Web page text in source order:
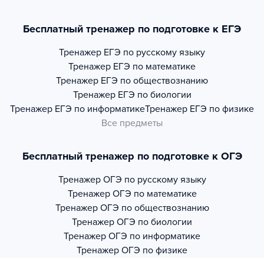
Бесплатный тренажер по подготовке к ЕГЭ
Тренажер ЕГЭ по русскому языку
Тренажер ЕГЭ по математике
Тренажер ЕГЭ по обществознанию
Тренажер ЕГЭ по биологии
Тренажер ЕГЭ по информатикеТренажер ЕГЭ по физике
Все предметы
Бесплатный тренажер по подготовке к ОГЭ
Тренажер ОГЭ по русскому языку
Тренажер ОГЭ по математике
Тренажер ОГЭ по обществознанию
Тренажер ОГЭ по биологии
Тренажер ОГЭ по информатике
Тренажер ОГЭ по физике